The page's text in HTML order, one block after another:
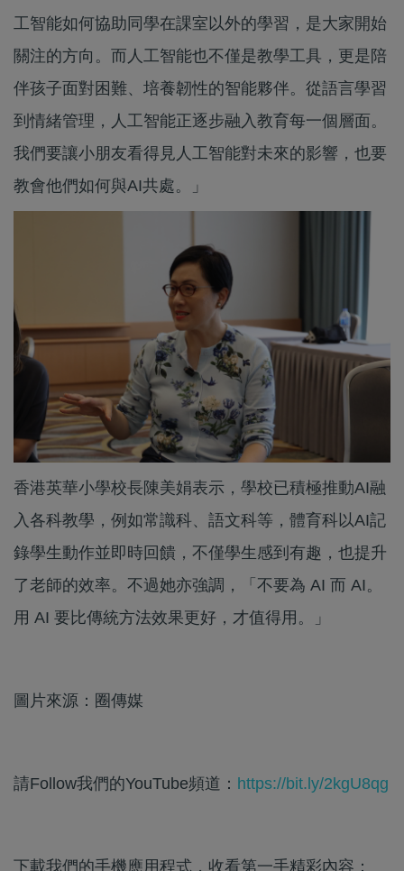
工智能如何協助同學在課室以外的學習，是大家開始
關注的方向。而人工智能也不僅是教學工具，更是陪
伴孩子面對困難、培養韌性的智能夥伴。從語言學習
到情緒管理，人工智能正逐步融入教育每一個層面。
我們要讓小朋友看得見人工智能對未來的影響，也要
教會他們如何與AI共處。」
香港英華小學校長陳美娟表示，學校已積極推動AI融
入各科教學，例如常識科、語文科等，體育科以AI記
錄學生動作並即時回饋，不僅學生感到有趣，也提升
了老師的效率。不過她亦強調，「不要為 AI 而 AI。
用 AI 要比傳統方法效果更好，才值得用。」
圖片來源：圈傳媒
請Follow我們的YouTube頻道： https://bit.ly/2kgU8qg
下載我們的手機應用程式，收看第一手精彩內容：